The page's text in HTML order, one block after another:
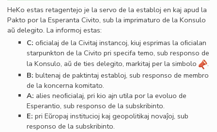
HeKo estas retagentejo je la servo de la establoj en kaj apud la
Pakto por la Esperanta Civito, sub la imprimaturo de la Konsulo
aŭ delegito. La informoj estas:
C: oﬁcialaj de la Civitaj instancoj, kiuj esprimas la oﬁcialan
starpunkton de la Civito pri specifa temo, sub responso de
la Konsulo, aŭ de ties delegito, markitaj per la simbolo
.
B: bultenaj de paktintaj establoj, sub responso de membro
de la koncerna komitato.
A: alies neoﬁcialaj, pri kio ajn utila por la evoluo de
Esperantio, sub responso de la subskribinto.
E: pri Eŭropaj institucioj kaj geopolitikaj novaĵoj, sub
responso de la subskribinto.